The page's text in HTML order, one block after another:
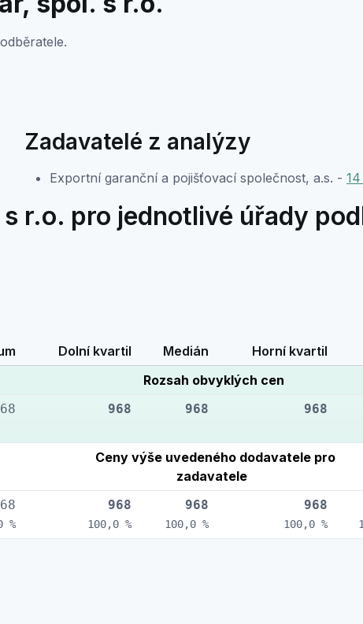
Zadavatelé z analýzy
Exportní garanční a pojišťovací společnost, a.s. -
r.o. pro jednotlivé úřady
Dolní kvartil Medián Horní kvartil
Rozsah obvyklých cen
968 968 968
Ceny výše uvedeného dodavatele pro
zadavatele
%
968
100,0 %
968
100,0 %
968
100,0 %